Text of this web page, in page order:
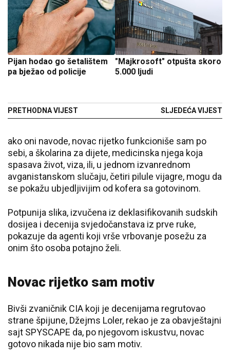
Pijan hodao go šetalištem
pa bježao od policije
PRETHODNA VIJEST
"Majkrosoft" otpušta skoro
5.000 ljudi
SLJEDEĆA VIJEST
ako oni navode, novac rijetko funkcioniše sam po
sebi, a školarina za dijete, medicinska njega koja
spasava život, viza, ili, u jednom izvanrednom
avganistanskom slučaju, četiri pilule vijagre, mogu da
se pokažu ubjedljivijim od kofera sa gotovinom.
Potpunija slika, izvučena iz deklasifikovanih sudskih
dosijea i decenija svjedočanstava iz prve ruke,
pokazuje da agenti koji vrše vrbovanje posežu za
onim što osoba potajno želi.
Novac rijetko sam motiv
Bivši zvaničnik CIA koji je decenijama regrutovao
strane špijune, Džejms Loler, rekao je za obavještajni
sajt SPYSCAPE da, po njegovom iskustvu, novac
gotovo nikada nije bio sam motiv.